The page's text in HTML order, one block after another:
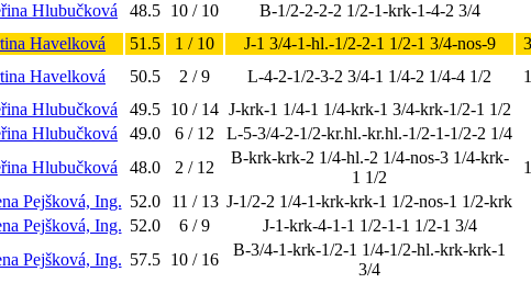
Hlubučková 48.5 10 / 10 B-1/2-2-2-2 1/2-1-krk-1-4-2 3/4
Havelková 51.5 1 / 10 J-1 3/4-1-hl.-1/2-2-1 1/2-1 3/4-nos-9
Havelková 50.5 2 / 9 L-4-2-1/2-3-2 3/4-1 1/4-2 1/4-4 1/2
Hlubučková 49.5 10 / 14 J-krk-1 1/4-1 1/4-krk-1 3/4-krk-1/2-1 1/2
Hlubučková 49.0 6 / 12 L-5-3/4-2-1/2-kr.hl.-kr.hl.-1/2-1-1/2-2 1/4
Hlubučková 48.0 2 / 12
B-krk-krk-2 1/4-hl.-2 1/4-nos-3 1/4-krk-
1 1/2
Pejšková, Ing. 52.0 11 / 13 J-1/2-2 1/4-1-krk-krk-1 1/2-nos-1 1/2-krk
Pejšková, Ing. 52.0 6 / 9 J-1-krk-4-1-1 1/2-1-1 1/2-1 3/4
Pejšková, Ing. 57.5 10 / 16
B-3/4-1-krk-1/2-1 1/4-1/2-hl.-krk-krk-1
3/4